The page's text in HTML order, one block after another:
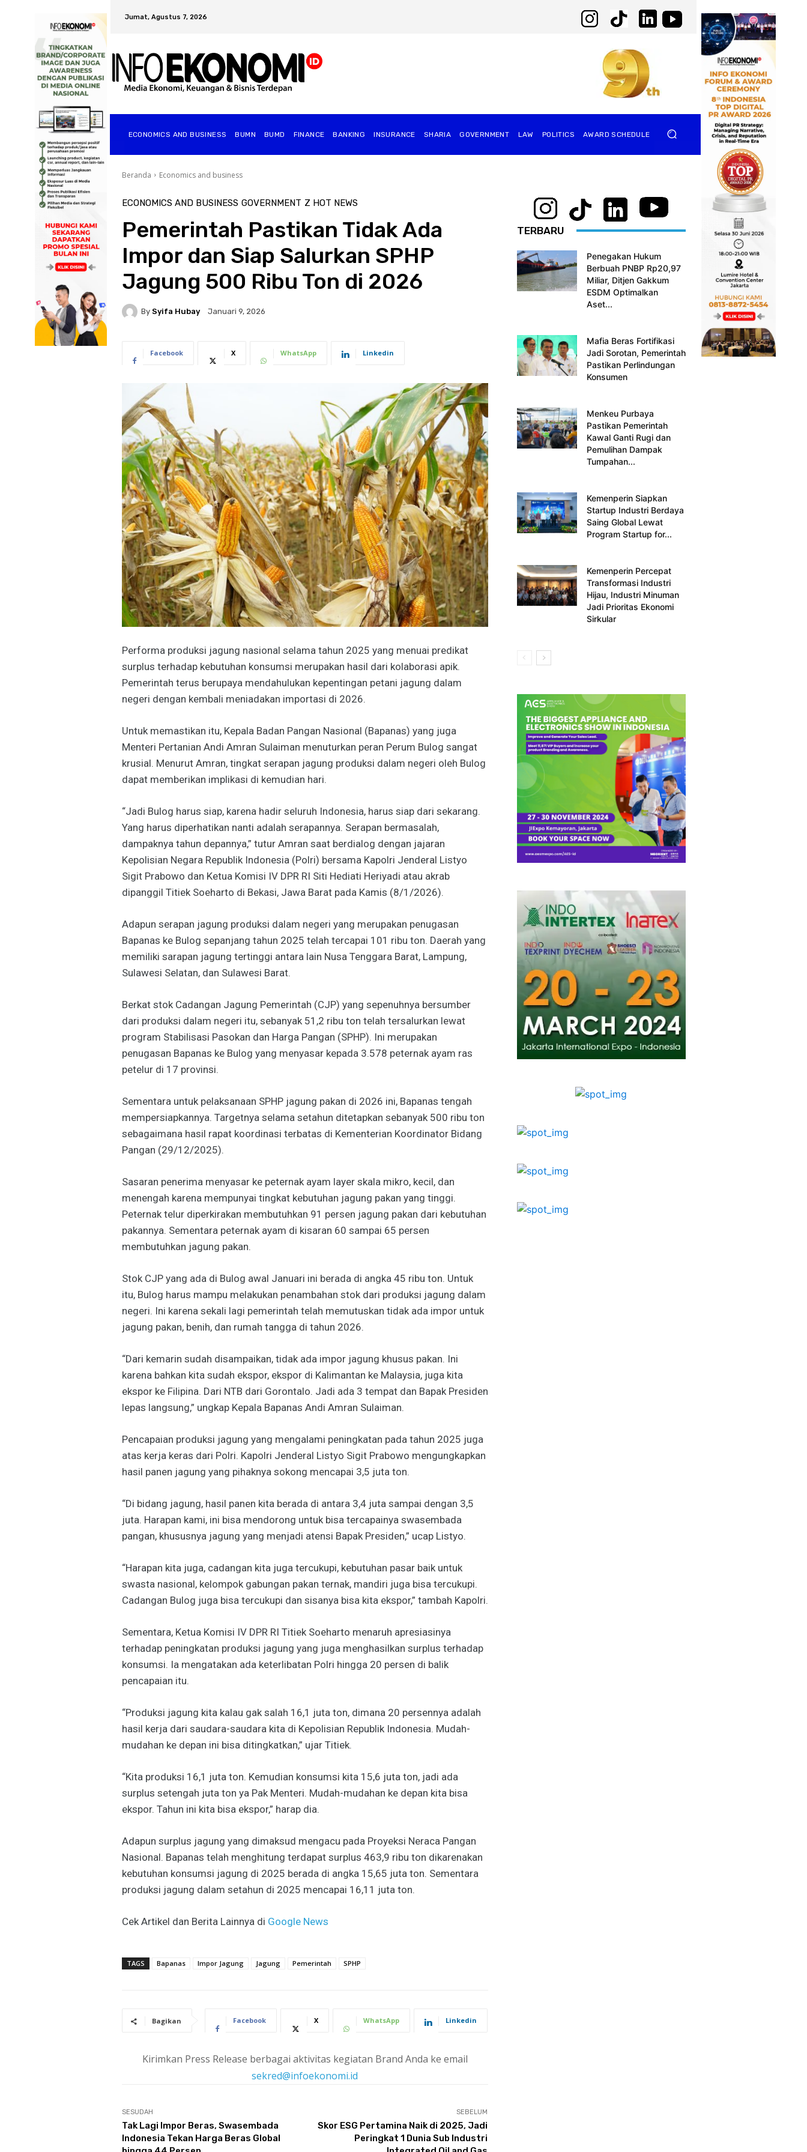
Jumat, Agustus 7, 2026
ECONOMICS AND BUSINESS BUMN BUMD FINANCE BANKING INSURANCE SHARIA GOVERNMENT ⁠LAW POLITICS AWARD SCHEDULE
Beranda Economics and business
ECONOMICS AND BUSINESS GOVERNMENT Z HOT NEWS
Pemerintah Pastikan Tidak Ada
Impor dan Siap Salurkan SPHP
Jagung 500 Ribu Ton di 2026
By Syifa Hubay Januari 9, 2026
Facebook X WhatsApp Linkedin
Performa produksi jagung nasional selama tahun 2025 yang menuai predikat
surplus terhadap kebutuhan konsumsi merupakan hasil dari kolaborasi apik.
Pemerintah terus berupaya mendahulukan kepentingan petani jagung dalam
negeri dengan kembali meniadakan importasi di 2026.
Untuk memastikan itu, Kepala Badan Pangan Nasional (Bapanas) yang juga
Menteri Pertanian Andi Amran Sulaiman menuturkan peran Perum Bulog sangat
krusial. Menurut Amran, tingkat serapan jagung produksi dalam negeri oleh Bulog
dapat memberikan implikasi di kemudian hari.
“Jadi Bulog harus siap, karena hadir seluruh Indonesia, harus siap dari sekarang.
Yang harus diperhatikan nanti adalah serapannya. Serapan bermasalah,
dampaknya tahun depannya,” tutur Amran saat berdialog dengan jajaran
Kepolisian Negara Republik Indonesia (Polri) bersama Kapolri Jenderal Listyo
Sigit Prabowo dan Ketua Komisi IV DPR RI Siti Hediati Heriyadi atau akrab
dipanggil Titiek Soeharto di Bekasi, Jawa Barat pada Kamis (8/1/2026).
Adapun serapan jagung produksi dalam negeri yang merupakan penugasan
Bapanas ke Bulog sepanjang tahun 2025 telah tercapai 101 ribu ton. Daerah yang
memiliki sarapan jagung tertinggi antara lain Nusa Tenggara Barat, Lampung,
Sulawesi Selatan, dan Sulawesi Barat.
Berkat stok Cadangan Jagung Pemerintah (CJP) yang sepenuhnya bersumber
dari produksi dalam negeri itu, sebanyak 51,2 ribu ton telah tersalurkan lewat
program Stabilisasi Pasokan dan Harga Pangan (SPHP). Ini merupakan
penugasan Bapanas ke Bulog yang menyasar kepada 3.578 peternak ayam ras
petelur di 17 provinsi.
Sementara untuk pelaksanaan SPHP jagung pakan di 2026 ini, Bapanas tengah
mempersiapkannya. Targetnya selama setahun ditetapkan sebanyak 500 ribu ton
sebagaimana hasil rapat koordinasi terbatas di Kementerian Koordinator Bidang
Pangan (29/12/2025).
Sasaran penerima menyasar ke peternak ayam layer skala mikro, kecil, dan
menengah karena mempunyai tingkat kebutuhan jagung pakan yang tinggi.
Peternak telur diperkirakan membutuhkan 91 persen jagung pakan dari kebutuhan
pakannya. Sementara peternak ayam di kisaran 60 sampai 65 persen
membutuhkan jagung pakan.
Stok CJP yang ada di Bulog awal Januari ini berada di angka 45 ribu ton. Untuk
itu, Bulog harus mampu melakukan penambahan stok dari produksi jagung dalam
negeri. Ini karena sekali lagi pemerintah telah memutuskan tidak ada impor untuk
jagung pakan, benih, dan rumah tangga di tahun 2026.
“Dari kemarin sudah disampaikan, tidak ada impor jagung khusus pakan. Ini
karena bahkan kita sudah ekspor, ekspor di Kalimantan ke Malaysia, juga kita
ekspor ke Filipina. Dari NTB dari Gorontalo. Jadi ada 3 tempat dan Bapak Presiden
lepas langsung,” ungkap Kepala Bapanas Andi Amran Sulaiman.
Pencapaian produksi jagung yang mengalami peningkatan pada tahun 2025 juga
atas kerja keras dari Polri. Kapolri Jenderal Listyo Sigit Prabowo mengungkapkan
hasil panen jagung yang pihaknya sokong mencapai 3,5 juta ton.
“Di bidang jagung, hasil panen kita berada di antara 3,4 juta sampai dengan 3,5
juta. Harapan kami, ini bisa mendorong untuk bisa tercapainya swasembada
pangan, khususnya jagung yang menjadi atensi Bapak Presiden,” ucap Listyo.
“Harapan kita juga, cadangan kita juga tercukupi, kebutuhan pasar baik untuk
swasta nasional, kelompok gabungan pakan ternak, mandiri juga bisa tercukupi.
Cadangan Bulog juga bisa tercukupi dan sisanya bisa kita ekspor,” tambah Kapolri.
Sementara, Ketua Komisi IV DPR RI Titiek Soeharto menaruh apresiasinya
terhadap peningkatan produksi jagung yang juga menghasilkan surplus terhadap
konsumsi. Ia mengatakan ada keterlibatan Polri hingga 20 persen di balik
pencapaian itu.
“Produksi jagung kita kalau gak salah 16,1 juta ton, dimana 20 persennya adalah
hasil kerja dari saudara-saudara kita di Kepolisian Republik Indonesia. Mudah-
mudahan ke depan ini bisa ditingkatkan,” ujar Titiek.
“Kita produksi 16,1 juta ton. Kemudian konsumsi kita 15,6 juta ton, jadi ada
surplus setengah juta ton ya Pak Menteri. Mudah-mudahan ke depan kita bisa
ekspor. Tahun ini kita bisa ekspor,” harap dia.
Adapun surplus jagung yang dimaksud mengacu pada Proyeksi Neraca Pangan
Nasional. Bapanas telah menghitung terdapat surplus 463,9 ribu ton dikarenakan
kebutuhan konsumsi jagung di 2025 berada di angka 15,65 juta ton. Sementara
produksi jagung dalam setahun di 2025 mencapai 16,11 juta ton.
Cek Artikel dan Berita Lainnya di Google News
TAGS Bapanas Impor Jagung Jagung Pemerintah SPHP
Bagikan Facebook X WhatsApp Linkedin
Kirimkan Press Release berbagai aktivitas kegiatan Brand Anda ke email
sekred@infoekonomi.id
SESUDAH
Tak Lagi Impor Beras, Swasembada
Indonesia Tekan Harga Beras Global
SEBELUM
Skor ESG Pertamina Naik di 2025, Jadi
Peringkat 1 Dunia Sub Industri
TERBARU
Penegakan Hukum
Berbuah PNBP Rp20,97
Miliar, Ditjen Gakkum
ESDM Optimalkan
Aset...
Mafia Beras Fortifikasi
Jadi Sorotan, Pemerintah
Pastikan Perlindungan
Konsumen
Menkeu Purbaya
Pastikan Pemerintah
Kawal Ganti Rugi dan
Pemulihan Dampak
Tumpahan...
Kemenperin Siapkan
Startup Industri Berdaya
Saing Global Lewat
Program Startup for...
Kemenperin Percepat
Transformasi Industri
Hijau, Industri Minuman
Jadi Prioritas Ekonomi
Sirkular